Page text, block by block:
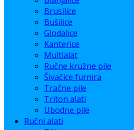
Brusilice
Bušilice
Glodalice
Kanterice
Multialat
Ručne kružne pile
Šivačice furnira
Tračne pile
Triton alati
Ubodne pile
Ručni alati